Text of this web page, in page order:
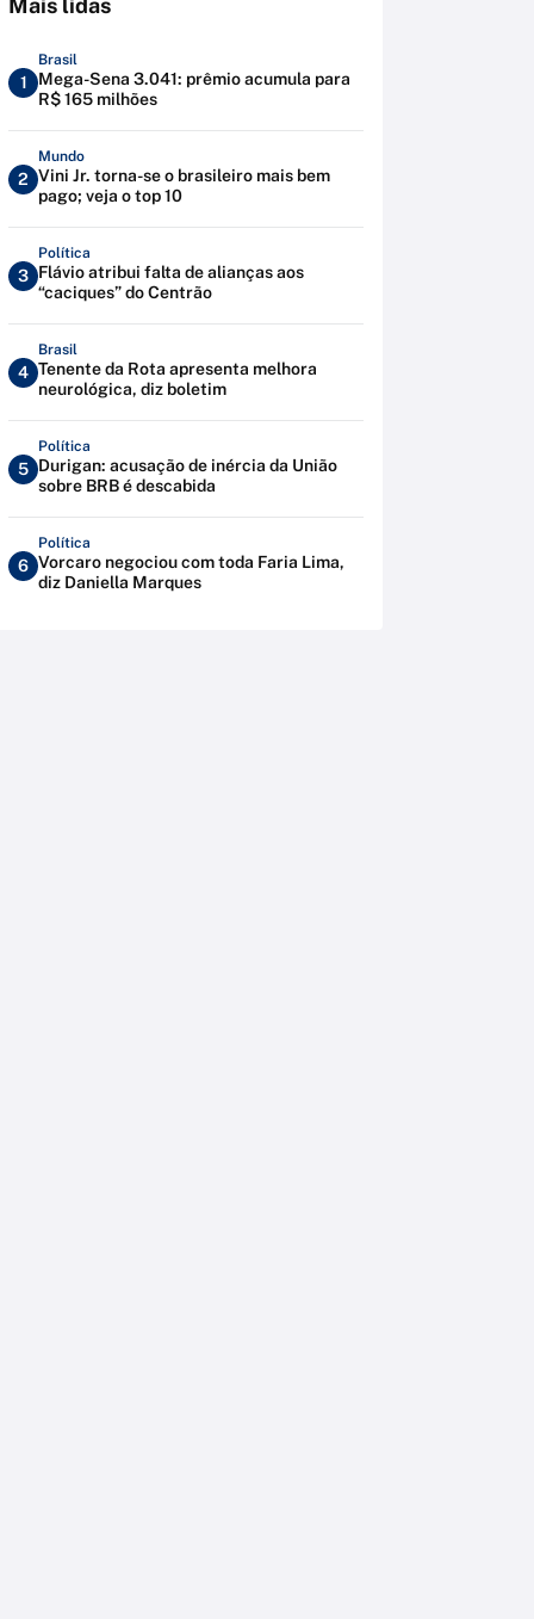
Mais lidas
1
Brasil
Mega-Sena 3.041: prêmio acumula para
R$ 165 milhões
2
Mundo
Vini Jr. torna-se o brasileiro mais bem
pago; veja o top 10
3
Política
Flávio atribui falta de alianças aos
“caciques” do Centrão
4
Brasil
Tenente da Rota apresenta melhora
neurológica, diz boletim
5
Política
Durigan: acusação de inércia da União
sobre BRB é descabida
6
Política
Vorcaro negociou com toda Faria Lima,
diz Daniella Marques